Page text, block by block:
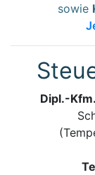
sowie
Dipl.-